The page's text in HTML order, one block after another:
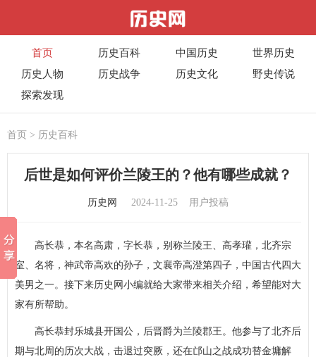
首页 历史百科 中国历史
世界历史
历史人物
历史战争 历史文化
野史传说
探索发现
首页 > 历史百科
后世是如何评价兰陵王的？他有哪些成就？
历史网 2024-11-25 用户投稿
高长恭，本名高肃，字长恭，别称兰陵王、高孝瓘，北齐宗
室、名将，神武帝高欢的孙子，文襄帝高澄第四子，中国古代四大
美男之一。接下来历史 网小编就给大家带来相关介绍，希望能对大
家有所帮助。
高长恭封乐城县开国公，后晋爵为兰陵郡王。他参与了北齐后
期与北周的历次大战，击退过突厥，还在邙山之战成功替金墉解